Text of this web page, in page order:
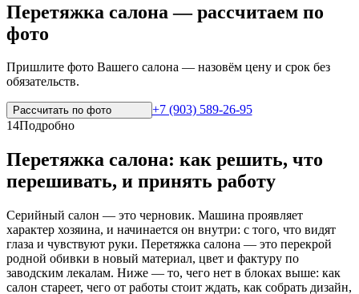
Перетяжка салона — рассчитаем по
фото
Пришлите фото Вашего салона — назовём цену и срок без
обязательств.
Рассчитать по фото
+7 (903) 589-26-95
14Подробно
Перетяжка салона: как решить, что
перешивать, и принять работу
Серийный салон — это черновик. Машина проявляет
характер хозяина, и начинается он внутри: с того, что видят
глаза и чувствуют руки. Перетяжка салона — это перекрой
родной обивки в новый материал, цвет и фактуру по
заводским лекалам. Ниже — то, чего нет в блоках выше: как
салон стареет, чего от работы стоит ждать, как собрать дизайн,